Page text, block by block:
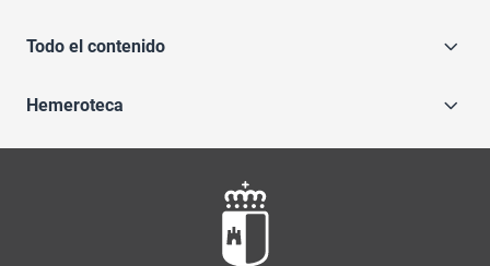
Todo el contenido
Hemeroteca